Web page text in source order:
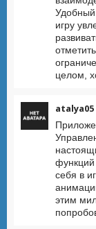
игру
целом,
atalya05
функций
себя в
этим